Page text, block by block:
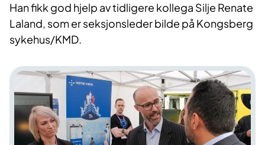
Han fikk god hjelp av tidligere kollega Silje Renate
Laland, som er seksjonsleder bilde på Kongsberg
sykehus/KMD.